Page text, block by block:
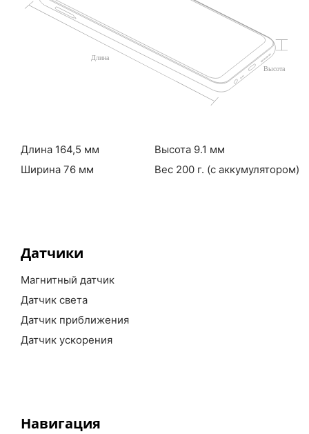
Длина 164,5 мм
Ширина 76 мм
Высота 9.1 мм
Вес 200 г. (с аккумулятором)
Датчики
Магнитный датчик
Датчик света
Датчик приближения
Датчик ускорения
Навигация